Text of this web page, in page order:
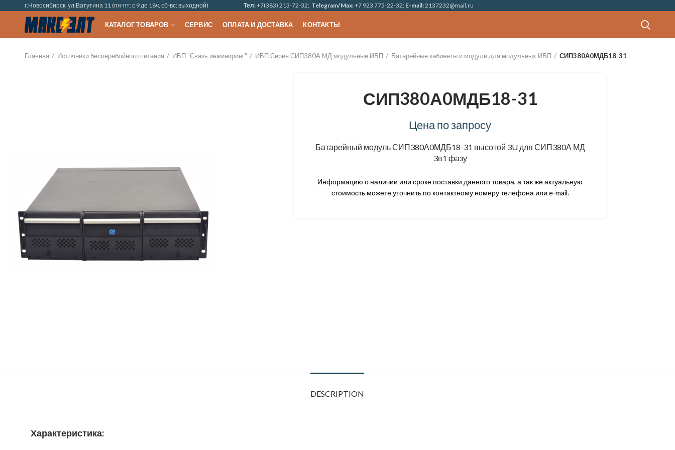
г.Новосибирск, ул.Ватутина 11 (пн-пт: с 9 до 18ч, сб-вс: выходной) Тел:+7(383) 213-72-32; Telegram/Max:+7 923 775-22-32; E-mail:2137232@mail.ru
КАТАЛОГ ТОВАРОВ СЕРВИС ОПЛАТА И ДОСТАВКА КОНТАКТЫ
Главная Источники бесперебойного питания ИБП "Связь инжиниринг" ИБП Серия СИП380А МД модульные ИБП Батарейные кабинеты и модули для модульных ИБП СИП380А0МДБ18-31
СИП380А0МДБ18-31
Цена по запросу
Батарейный модуль СИП380А0МДБ18-31 высотой 3U для СИП380А МД
3в1 фазу
Информацию о наличии или сроке поставки данного товара, а так же актуальную
стоимость можете уточнить по контактному номеру телефона или e-mail.
DESCRIPTION
Характеристика: